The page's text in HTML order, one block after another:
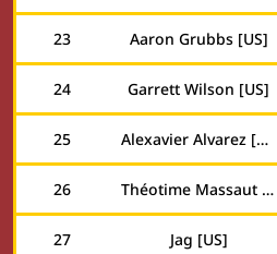
23 Aaron Grubbs [US]
24 Garrett Wilson [US]
25 Alexavier Alvarez [US]
26 Théotime Massaut [FR]
27 Jag [US]